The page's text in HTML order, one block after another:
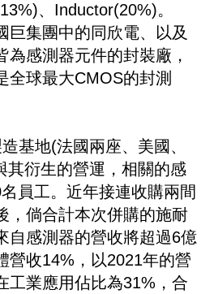
、Inductor(20%)。
巨集團中的同欣電、以及
為感測器元件的封裝廠，
全球最大CMOS的封測
基地(法國兩座、美國、
其衍生的營運，相關的感
員工。近年接連收購兩間
，倘合計本次併購的施耐
自感測器的營收將超過6億
營收14%，以2021年的營
工業應用佔比為31%，合